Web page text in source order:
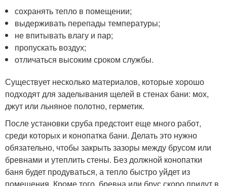
сохранять тепло в помещении;
выдерживать перепады температуры;
не впитывать влагу и пар;
пропускать воздух;
отличаться высоким сроком службы.
Существует несколько материалов, которые хорошо
подходят для заделывания щелей в стенах бани: мох,
джут или льняное полотно, герметик.
После установки сруба предстоит еще много работ,
среди которых и конопатка бани. Делать это нужно
обязательно, чтобы закрыть зазоры между брусом или
бревнами и утеплить стены. Без должной конопатки
баня будет продуваться, а тепло быстро уйдет из
помещения. Кроме того, бревна или брус скоро придут в